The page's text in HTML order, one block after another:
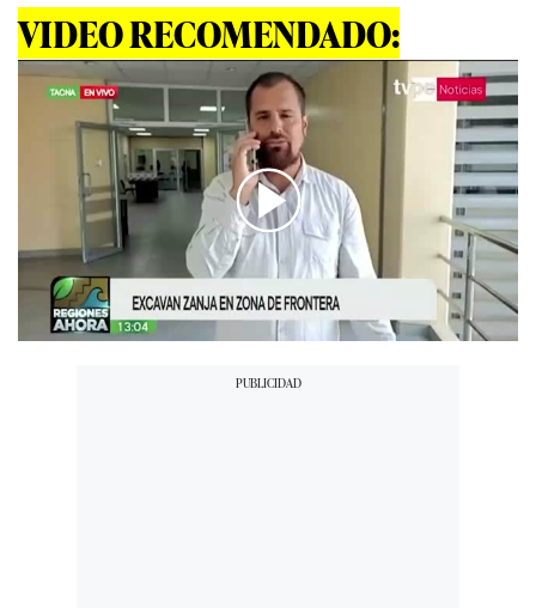
VIDEO RECOMENDADO:
00:00/05:04